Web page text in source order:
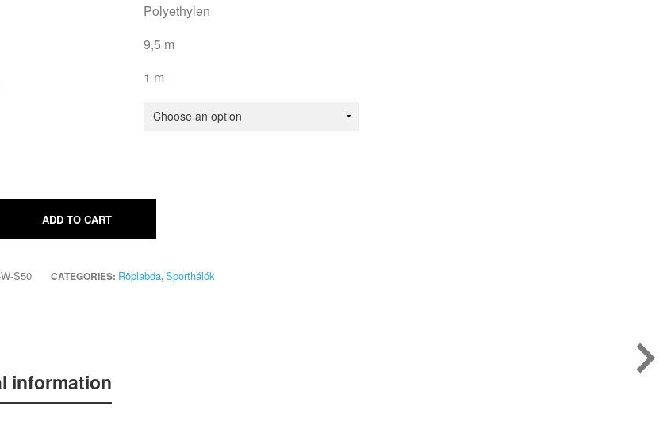
Polyethylen
9,5 m
1 m
ADD TO CART
S50 CATEGORIES: Röplabda,Sporthálók
information